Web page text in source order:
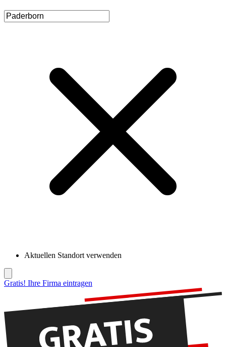
Aktuellen Standort verwenden
Gratis! Ihre Firma eintragen